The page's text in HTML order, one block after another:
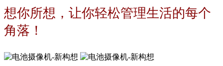
想你所想，让你轻松管理生活的每个
角落！